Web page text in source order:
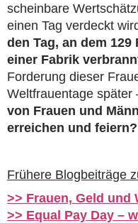
scheinbare
einen Tag verdeckt
den Tag, an dem
einer Fabrik
Forderung dieser
Weltfrauentage später
von Frauen und
erreichen und feiern?
Frühere Blogbeiträge
>> Frauen, Geld und
>> Equal Pay Day –